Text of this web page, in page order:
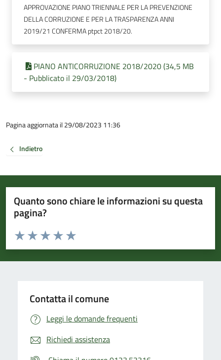
APPROVAZIONE PIANO TRIENNALE PER LA PREVENZIONE
DELLA CORRUZIONE E PER LA TRASPARENZA ANNI
2019/21 CONFERMA ptpct 2018/20.
PIANO ANTICORRUZIONE 2018/2020 (34,5 MB
- Pubblicato il 29/03/2018)
Pagina aggiornata il 29/08/2023 11:36
Indietro
Quanto sono chiare le informazioni su questa
pagina?
Valuta da 1 a 5 stelle la pagina
Valuta 5 stelle su 5
Valuta 4 stelle su 5
Valuta 3 stelle su 5
Valuta 2 stelle su 5
Valuta 1 stelle su 5
Contatta il comune
Leggi le domande frequenti
Richiedi assistenza